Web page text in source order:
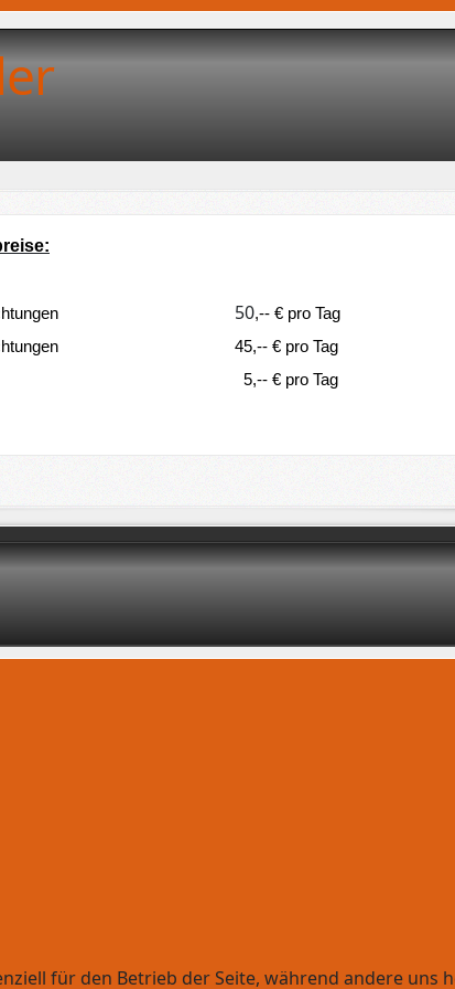
50,-- € pro Tag
45,-- € pro Tag
5,-- € pro Tag
für den Betrieb der Seite, während andere